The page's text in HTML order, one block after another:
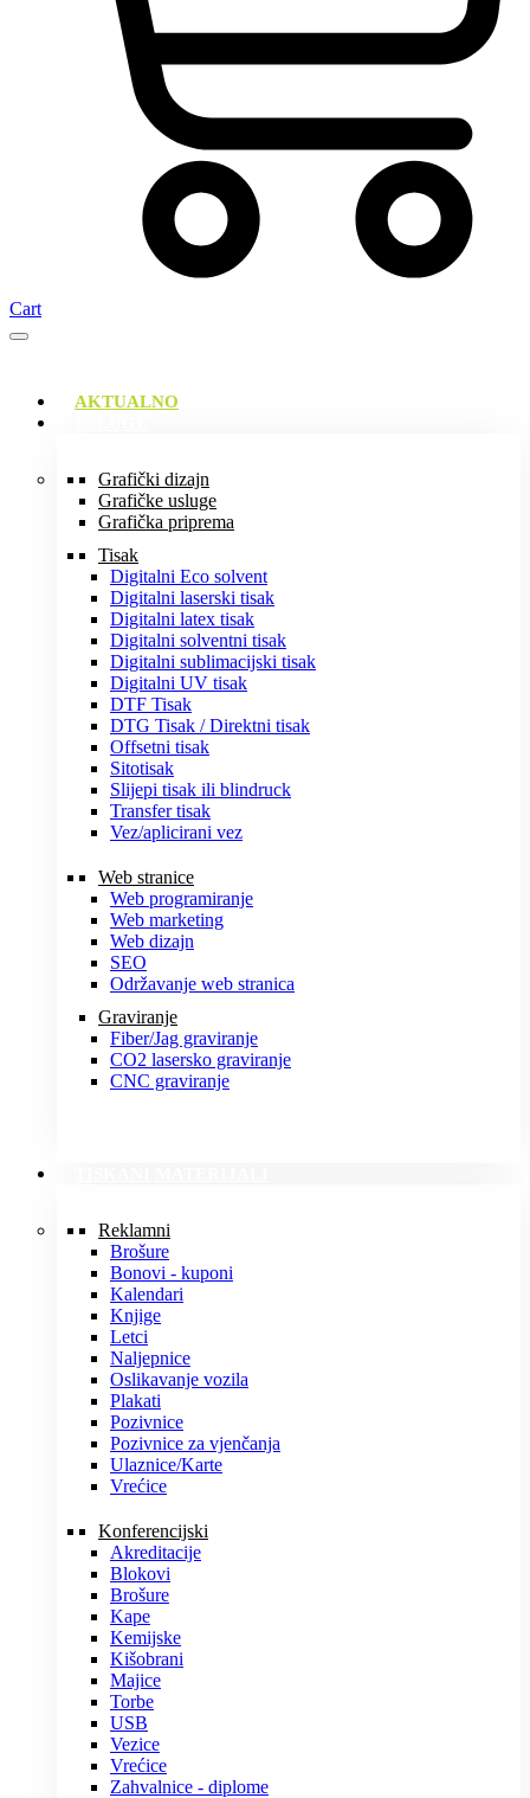
Cart
AKTUALNO
Grafički dizajn
Grafičke usluge
Grafička priprema
Tisak
Digitalni Eco solvent
Digitalni laserski tisak
Digitalni latex tisak
Digitalni solventni tisak
Digitalni sublimacijski tisak
Digitalni UV tisak
DTF Tisak
DTG Tisak / Direktni tisak
Offsetni tisak
Sitotisak
Slijepi tisak ili blindruck
Transfer tisak
Vez/aplicirani vez
Web stranice
Web programiranje
Web marketing
Web dizajn
SEO
Održavanje web stranica
Graviranje
Fiber/Jag graviranje
CO2 lasersko graviranje
CNC graviranje
Reklamni
Brošure
Bonovi - kuponi
Kalendari
Knjige
Letci
Naljepnice
Oslikavanje vozila
Plakati
Pozivnice
Pozivnice za vjenčanja
Ulaznice/Karte
Vrećice
Konferencijski
Akreditacije
Blokovi
Brošure
Kape
Kemijske
Kišobrani
Majice
Torbe
USB
Vezice
Vrećice
Zahvalnice - diplome